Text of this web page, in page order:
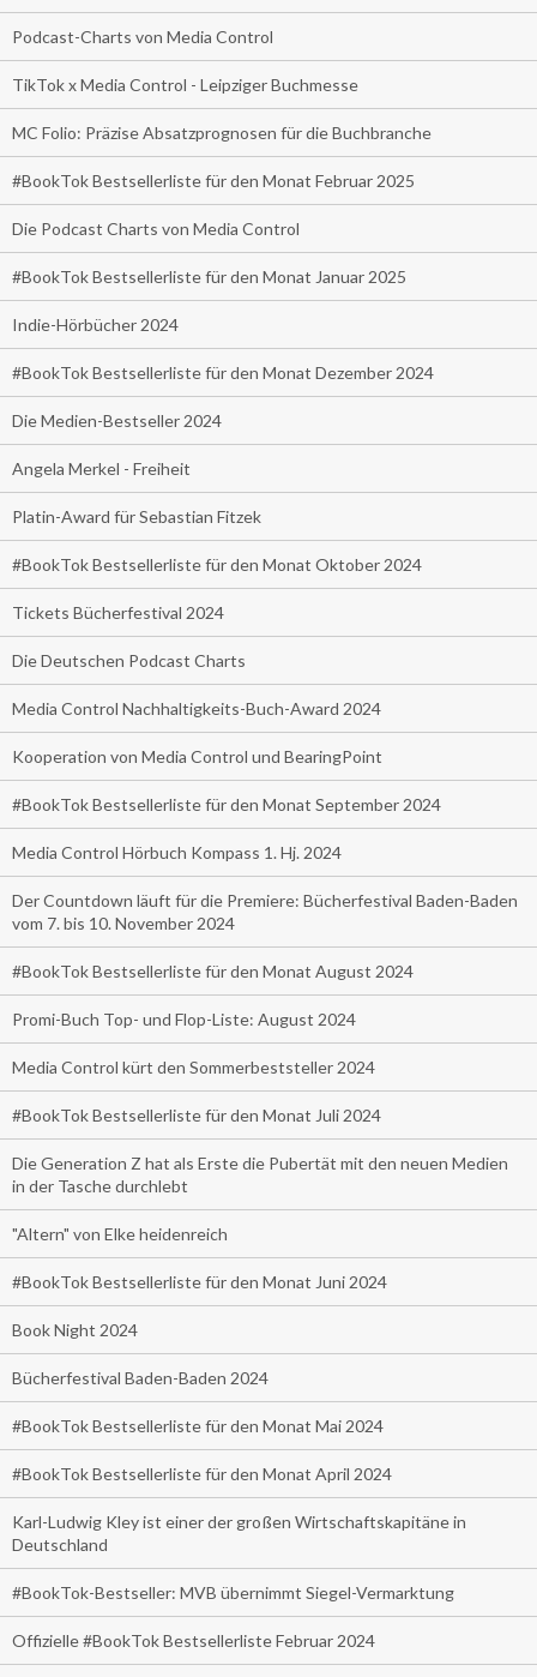
Podcast-Charts von Media Control
TikTok x Media Control - Leipziger Buchmesse
MC Folio: Präzise Absatzprognosen für die Buchbranche
#BookTok Bestsellerliste für den Monat Februar 2025
Die Podcast Charts von Media Control
#BookTok Bestsellerliste für den Monat Januar 2025
Indie-Hörbücher 2024
#BookTok Bestsellerliste für den Monat Dezember 2024
Die Medien-Bestseller 2024
Angela Merkel - Freiheit
Platin-Award für Sebastian Fitzek
#BookTok Bestsellerliste für den Monat Oktober 2024
Tickets Bücherfestival 2024
Die Deutschen Podcast Charts
Media Control Nachhaltigkeits-Buch-Award 2024
Kooperation von Media Control und BearingPoint
#BookTok Bestsellerliste für den Monat September 2024
Media Control Hörbuch Kompass 1. Hj. 2024
Der Countdown läuft für die Premiere: Bücherfestival Baden-Baden
vom 7. bis 10. November 2024
#BookTok Bestsellerliste für den Monat August 2024
Promi-Buch Top- und Flop-Liste: August 2024
Media Control kürt den Sommerbeststeller 2024
#BookTok Bestsellerliste für den Monat Juli 2024
Die Generation Z hat als Erste die Pubertät mit den neuen Medien
in der Tasche durchlebt
"Altern" von Elke heidenreich
#BookTok Bestsellerliste für den Monat Juni 2024
Book Night 2024
Bücherfestival Baden-Baden 2024
#BookTok Bestsellerliste für den Monat Mai 2024
#BookTok Bestsellerliste für den Monat April 2024
Karl-Ludwig Kley ist einer der großen Wirtschaftskapitäne in
Deutschland
#BookTok-Bestseller: MVB übernimmt Siegel-Vermarktung
Offizielle #BookTok Bestsellerliste Februar 2024